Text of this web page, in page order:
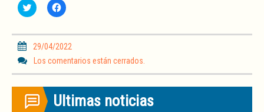
H
a
l
i
c
p
r
o
m
H
a
l
i
c
p
r
o
m
29/04/2022
Los comentarios están cerrados.
Ultimas noticias